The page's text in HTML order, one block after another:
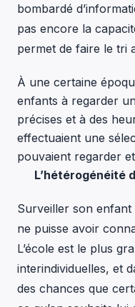
bombardé
pas encore la
permet de faire le tri
À une certaine
enfants à regarder
précises et à des
effectuaient une
pouvaient regarder
L’hétérogénéité
Surveiller son enfant
ne puisse avoir
L’école est le plus
interindividuelles, et
des chances que